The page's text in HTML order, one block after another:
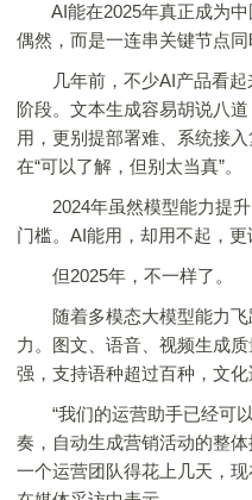
AI能在2025年真正成为中
偶然，而是一连串关键节点同
几年前，不少AI产品看起
阶段。文本生成容易胡说八
用，更别提部署难、系统接
在“可以了解，但别太当真”。
2024年虽然模型能力提升
门槛。AI能用，却用不起，更
但2025年，不一样了。
随着多模态大模型能力飞
力。图文、语音、视频生成
强，支持语种超过百种，文化
“我们的运营助手已经可以
奏，自动生成营销活动的整
一个运营团队得花上几天，